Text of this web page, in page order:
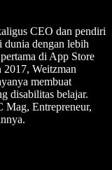
CEO dan pendiri
dunia dengan lebih
di App Store
Weitzman
membuat
disabilitas belajar.
Mag, Entrepreneur,